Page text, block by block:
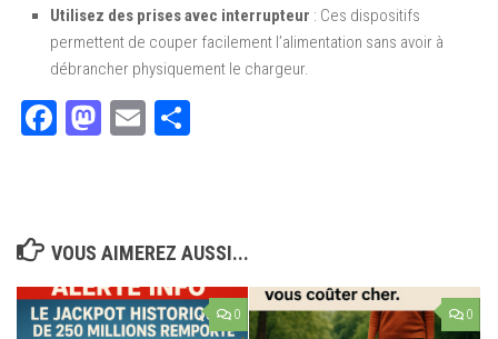
Utilisez des prises avec interrupteur : Ces dispositifs
permettent de couper facilement l’alimentation sans avoir à
débrancher physiquement le chargeur.
Facebook
Mastodon
Email
VOUS AIMEREZ AUSSI...
0 0